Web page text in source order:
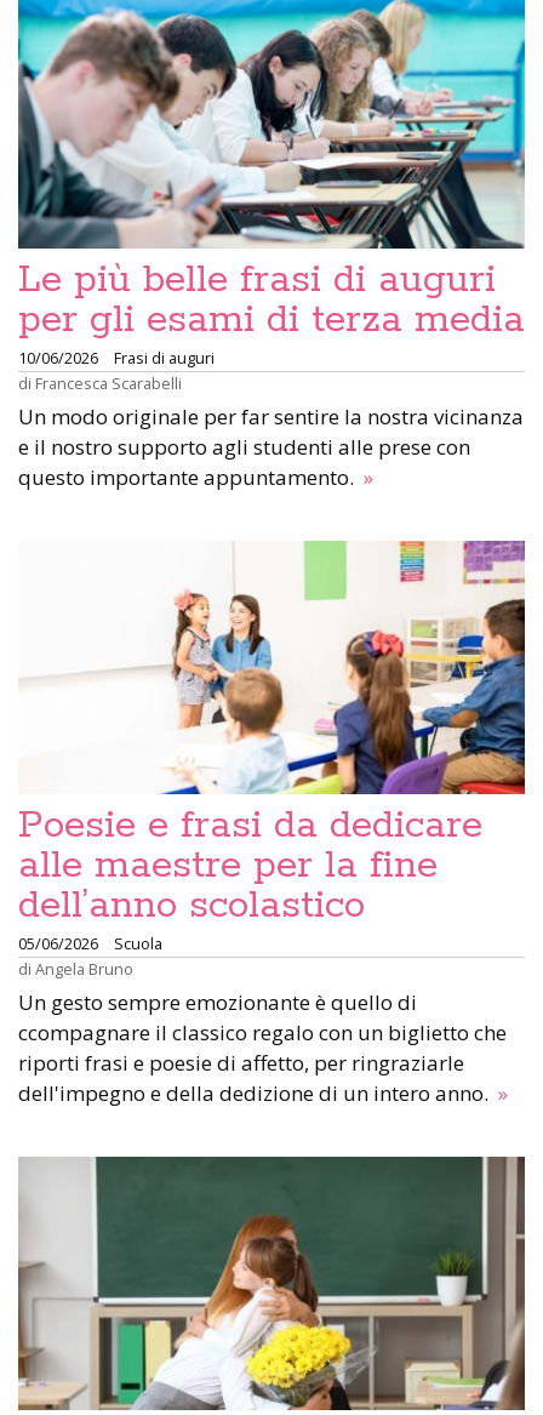
Le più belle frasi di auguri
per gli esami di terza media
10/06/2026
Frasi di auguri
di Francesca Scarabelli
Un modo originale per far sentire la nostra vicinanza
e il nostro supporto agli studenti alle prese con
questo importante appuntamento. »
Poesie e frasi da dedicare
alle maestre per la fine
dell’anno scolastico
05/06/2026
Scuola
di Angela Bruno
Un gesto sempre emozionante è quello di
ccompagnare il classico regalo con un biglietto che
riporti frasi e poesie di affetto, per ringraziarle
dell'impegno e della dedizione di un intero anno. »